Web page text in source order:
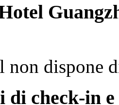
non dispone
di check-in